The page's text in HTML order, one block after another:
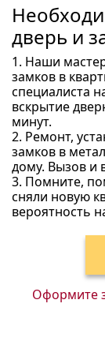
дверь и
1. Наши
замков в
специалиста
вскрытие
минут.
2. Ремонт,
замков в
дому. Вызов и
3. Помните,
сняли новую
вероятность
Оформите